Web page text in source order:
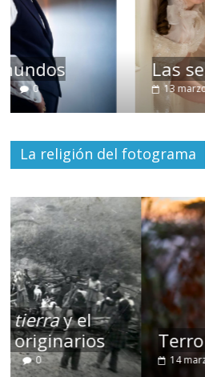
Las series-
13 marzo, 2026 Julio Martínez
La religión del fotograma
Terror chamánico
14 marzo, 2026 Julio Martínez